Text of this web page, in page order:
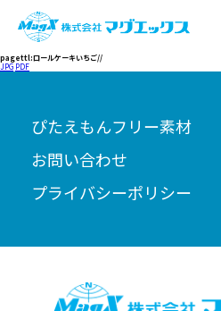
pagettl:ロールケーキいちご//
JPG PDF
ぴたえもんフリー素材
お問い合わせ
プライバシーポリシー